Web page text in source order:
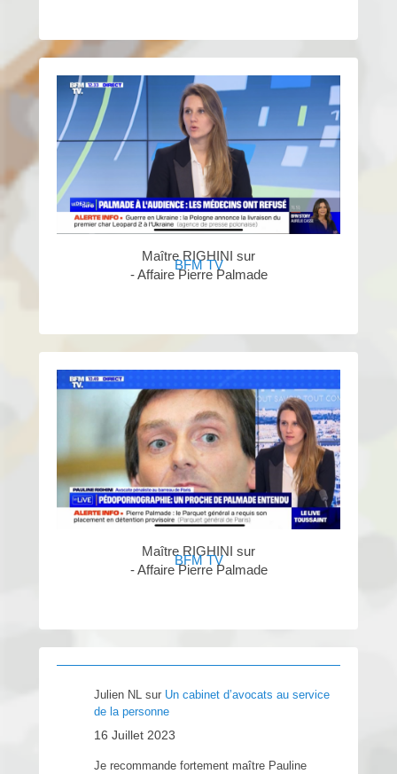
Maître RIGHINI sur
BFM TV
- Affaire Pierre Palmade
Maître RIGHINI sur
BFM TV
- Affaire Pierre Palmade
Julien NL sur Un cabinet d’avocats au service
de la personne
16 Juillet 2023
Je recommande fortement maître Pauline